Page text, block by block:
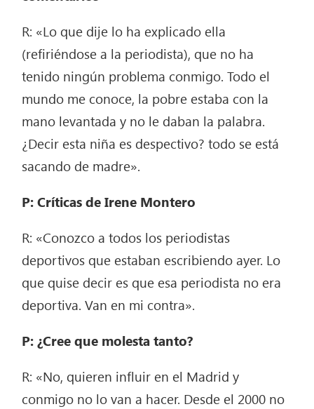
R: «Lo que dije lo ha explicado ella
(refiriéndose a la periodista), que no ha
tenido ningún problema conmigo. Todo el
mundo me conoce, la pobre estaba con la
mano levantada y no le daban la palabra.
¿Decir esta niña es despectivo? todo se está
sacando de madre».
P: Críticas de Irene Montero
R: «Conozco a todos los periodistas
deportivos que estaban escribiendo ayer. Lo
que quise decir es que esa periodista no era
deportiva. Van en mi contra».
P: ¿Cree que molesta tanto?
R: «No, quieren influir en el Madrid y
conmigo no lo van a hacer. Desde el 2000 no